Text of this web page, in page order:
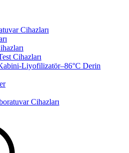
Cihazları
Cihazları
Liyofilizatör–86°C Derin
Cihazları